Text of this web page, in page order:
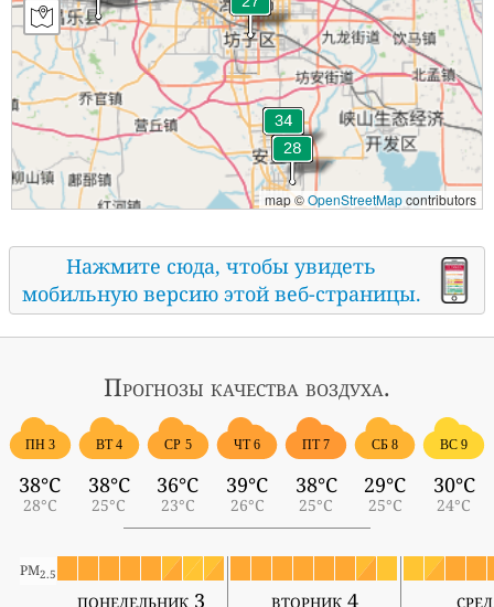
map ©OpenStreetMapcontributors
Нажмите сюда, чтобы увидеть
мобильную версию этой веб-страницы.
Прогнозы качества воздуха.
ПН 3
38°C
28°C
ВТ 4
38°C
25°C
СР 5
36°C
23°C
ЧТ 6
39°C
26°C
ПТ 7
38°C
25°C
СБ 8
29°C
25°C
ВС 9
30°C
24°C
PM2.5
понедельник 3 вторник 4